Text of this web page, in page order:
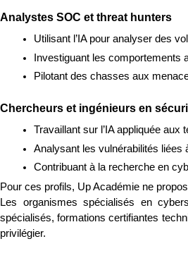
Analystes SOC et threat hunters
Utilisant l’IA pour analyser des
Investiguant les comportements
Pilotant des chasses aux
Chercheurs et ingénieurs en
Travaillant sur l’IA appliquée aux
Analysant les vulnérabilités liées
Contribuant à la recherche en
Pour ces profils, Up Académie ne
Les organismes spécialisés en
spécialisés, formations certifiantes
privilégier.